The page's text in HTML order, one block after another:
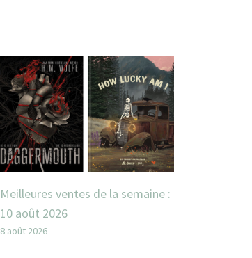
Meilleures ventes de la semaine :
10 août 2026
8 août 2026